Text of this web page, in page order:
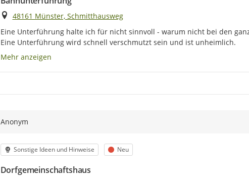
Ort
48161 Münster, Schmitthausweg
Eine Unterführung halte ich für nicht sinnvoll - warum nicht bei den
Eine Unterführung wird schnell verschmutzt sein und ist unheimlich.
Mehr anzeigen
Anonym
Kategorie
Sonstige Ideen und Hinweise Status
Neu
Dorfgemeinschaftshaus